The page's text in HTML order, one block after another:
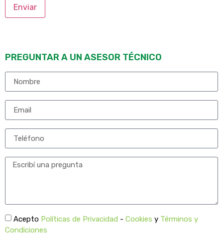
PREGUNTAR A UN ASESOR TÉCNICO
Acepto Políticas de Privacidad - Cookies y Términos y
Condiciones